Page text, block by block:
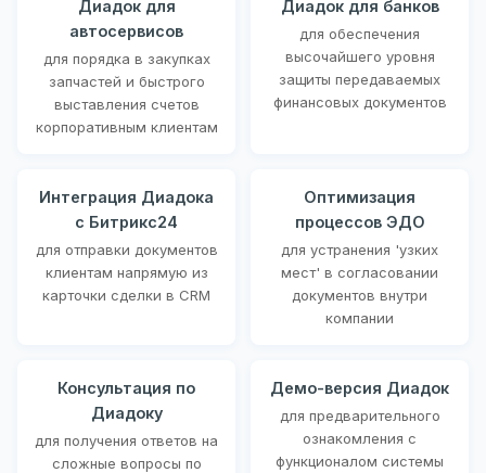
Диадок для
автосервисов
для порядка в закупках
запчастей и быстрого
выставления счетов
корпоративным клиентам
Диадок для банков
для обеспечения
высочайшего уровня
защиты передаваемых
финансовых документов
Интеграция Диадока
с Битрикс24
для отправки документов
клиентам напрямую из
карточки сделки в CRM
Оптимизация
процессов ЭДО
для устранения 'узких
мест' в согласовании
документов внутри
компании
Консультация по
Диадоку
для получения ответов на
сложные вопросы по
Демо-версия Диадок
для предварительного
ознакомления с
функционалом системы